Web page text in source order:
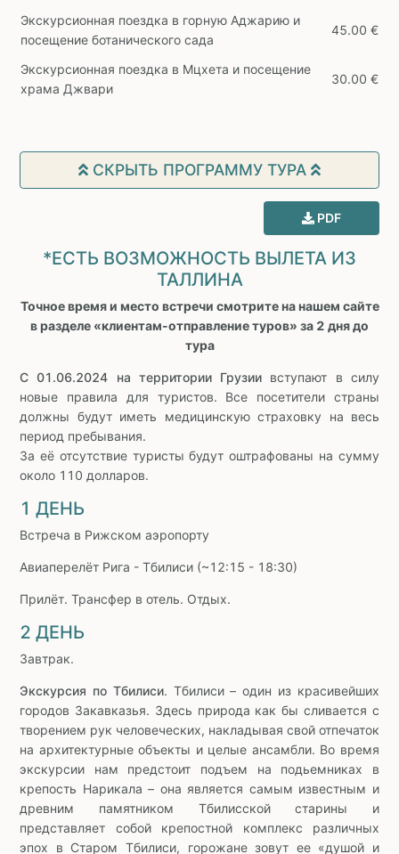
Экскурсионная поездка в горную Аджарию и
посещение ботанического сада
45.00 €
Экскурсионная поездка в Мцхета и посещение
храма Джвари
30.00 €
СКРЫТЬ ПРОГРАММУ ТУРА
PDF
*ЕСТЬ ВОЗМОЖНОСТЬ ВЫЛЕТА ИЗ
ТАЛЛИНА
Точное время и место встречи смотрите на нашем сайте
в разделе «клиентам-отправление туров» за 2 дня до
тура
С 01.06.2024 на территории Грузии вступают в силу
новые правила для туристов. Все посетители страны
должны будут иметь медицинскую страховку на весь
период пребывания.
За её отсутствие туристы будут оштрафованы на сумму
около 110 долларов.
1 ДЕНЬ
Встреча в Рижском аэропорту
Авиаперелёт Рига - Тбилиси (~12:15 - 18:30)
Прилёт. Трансфер в отель. Отдых.
2 ДЕНЬ
Завтрак.
Экскурсия по Тбилиси. Тбилиси – один из красивейших
городов Закавказья. Здесь природа как бы сливается с
творением рук человеческих, накладывая свой отпечаток
на архитектурные объекты и целые ансамбли. Во время
экскурсии нам предстоит подъем на подьемниках в
крепость Нарикала – она является самым известным и
древним памятником Тбилисской старины и
представляет собой крепостной комплекс различных
эпох в Старом Тбилиси, горожане зовут ее «душой и